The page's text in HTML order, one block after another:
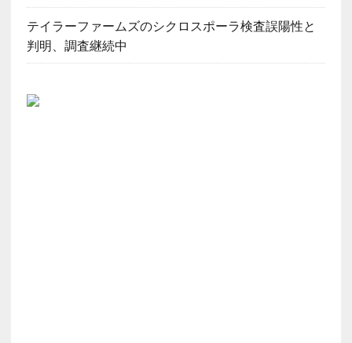
テイラーファームズのシクロスポーラ検査誤陽性と
判明、調査継続中